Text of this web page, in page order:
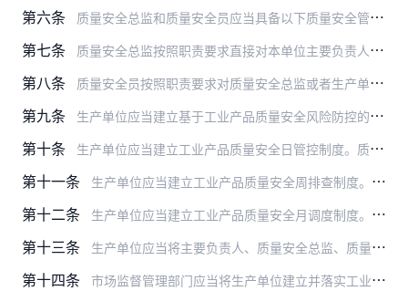
第六条 质量安全总监和质量安全员应当具备以下质量安全管理能力：
第七条 质量安全总监按照职责要求直接对本单位主要负责人负责，承担下列职责：
第八条 质量安全员按照职责要求对质量安全总监或者生产单位主要负责人负责，承担下列职责：
第九条 生产单位应当建立基于工业产品质量安全风险防控的动态管理机制，结合本单位实际，落实自查要求，制定《工业产品质量安全风险管控清单》，建立健全日管控、周排查、月调度工…
第十条 生产单位应当建立工业产品质量安全日管控制度。质量安全员每日根据《工业产品质量安全风险管控清单》进行检查，形成《每日工业产品质量安全检查记录》，对发现的质量安全风…
第十一条 生产单位应当建立工业产品质量安全周排查制度。质量安全总监每周至少组织一次风险隐患排查，根据日管控中发现的问题，分析研判产品质量安全状况，形成《每周工业产品质量安…
第十二条 生产单位应当建立工业产品质量安全月调度制度。单位主要负责人每月至少听取一次质量安全总监管理工作情况汇报，对当月工业产品质量安全日常管理、风险隐患排查治理等情况进…
第十三条 生产单位应当将主要负责人、质量安全总监、质量安全员的设立、调整和履职情况，《质量安全总监职责》、《质量安全员守则》、《工业产品质量安全风险管控清单》、《每日工业…
第十四条 市场监督管理部门应当将生产单位建立并落实工业产品质量安全责任制等管理制度，生产单位在日管控、周排查、月调度中发现的工业产品质量安全风险隐患以及整改情况作为监督检…